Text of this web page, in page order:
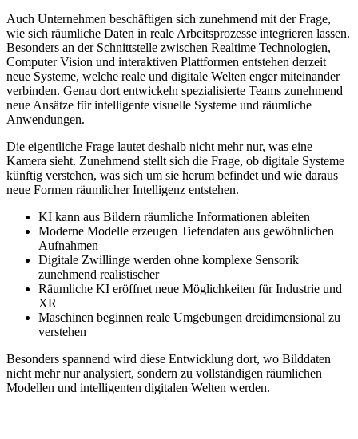
Auch Unternehmen beschäftigen sich zunehmend mit der Frage,
wie sich räumliche Daten in reale Arbeitsprozesse integrieren lassen.
Besonders an der Schnittstelle zwischen Realtime Technologien,
Computer Vision und interaktiven Plattformen entstehen derzeit
neue Systeme, welche reale und digitale Welten enger miteinander
verbinden. Genau dort entwickeln spezialisierte Teams zunehmend
neue Ansätze für intelligente visuelle Systeme und räumliche
Anwendungen.
Die eigentliche Frage lautet deshalb nicht mehr nur, was eine
Kamera sieht. Zunehmend stellt sich die Frage, ob digitale Systeme
künftig verstehen, was sich um sie herum befindet und wie daraus
neue Formen räumlicher Intelligenz entstehen.
KI kann aus Bildern räumliche Informationen ableiten
Moderne Modelle erzeugen Tiefendaten aus gewöhnlichen
Aufnahmen
Digitale Zwillinge werden ohne komplexe Sensorik
zunehmend realistischer
Räumliche KI eröffnet neue Möglichkeiten für Industrie und
XR
Maschinen beginnen reale Umgebungen dreidimensional zu
verstehen
Besonders spannend wird diese Entwicklung dort, wo Bilddaten
nicht mehr nur analysiert, sondern zu vollständigen räumlichen
Modellen und intelligenten digitalen Welten werden.